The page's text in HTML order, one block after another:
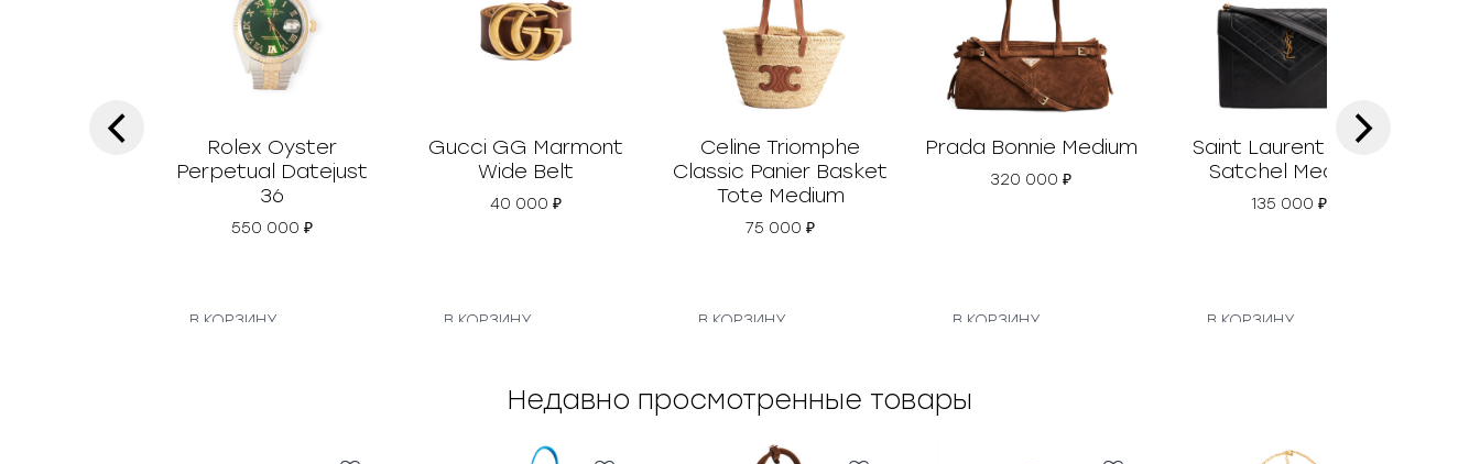
Rolex Oyster
Perpetual Datejust
36
550 000 ₽
В КОРЗИНУ
Gucci GG Marmont
Wide Belt
40 000₽
В КОРЗИНУ
Celine Triomphe
Classic Panier Basket
Tote Medium
75 000₽
В КОРЗИНУ
Prada Bonnie Medium
320 000₽
В КОРЗИНУ
Saint Laurent Gaby
Satchel Medium
135 000₽
В КОРЗИНУ
‹ ›
Недавно просмотренные товары